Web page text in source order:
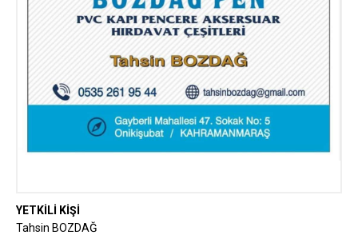
YETKİLİ KİŞİ
Tahsin BOZDAĞ